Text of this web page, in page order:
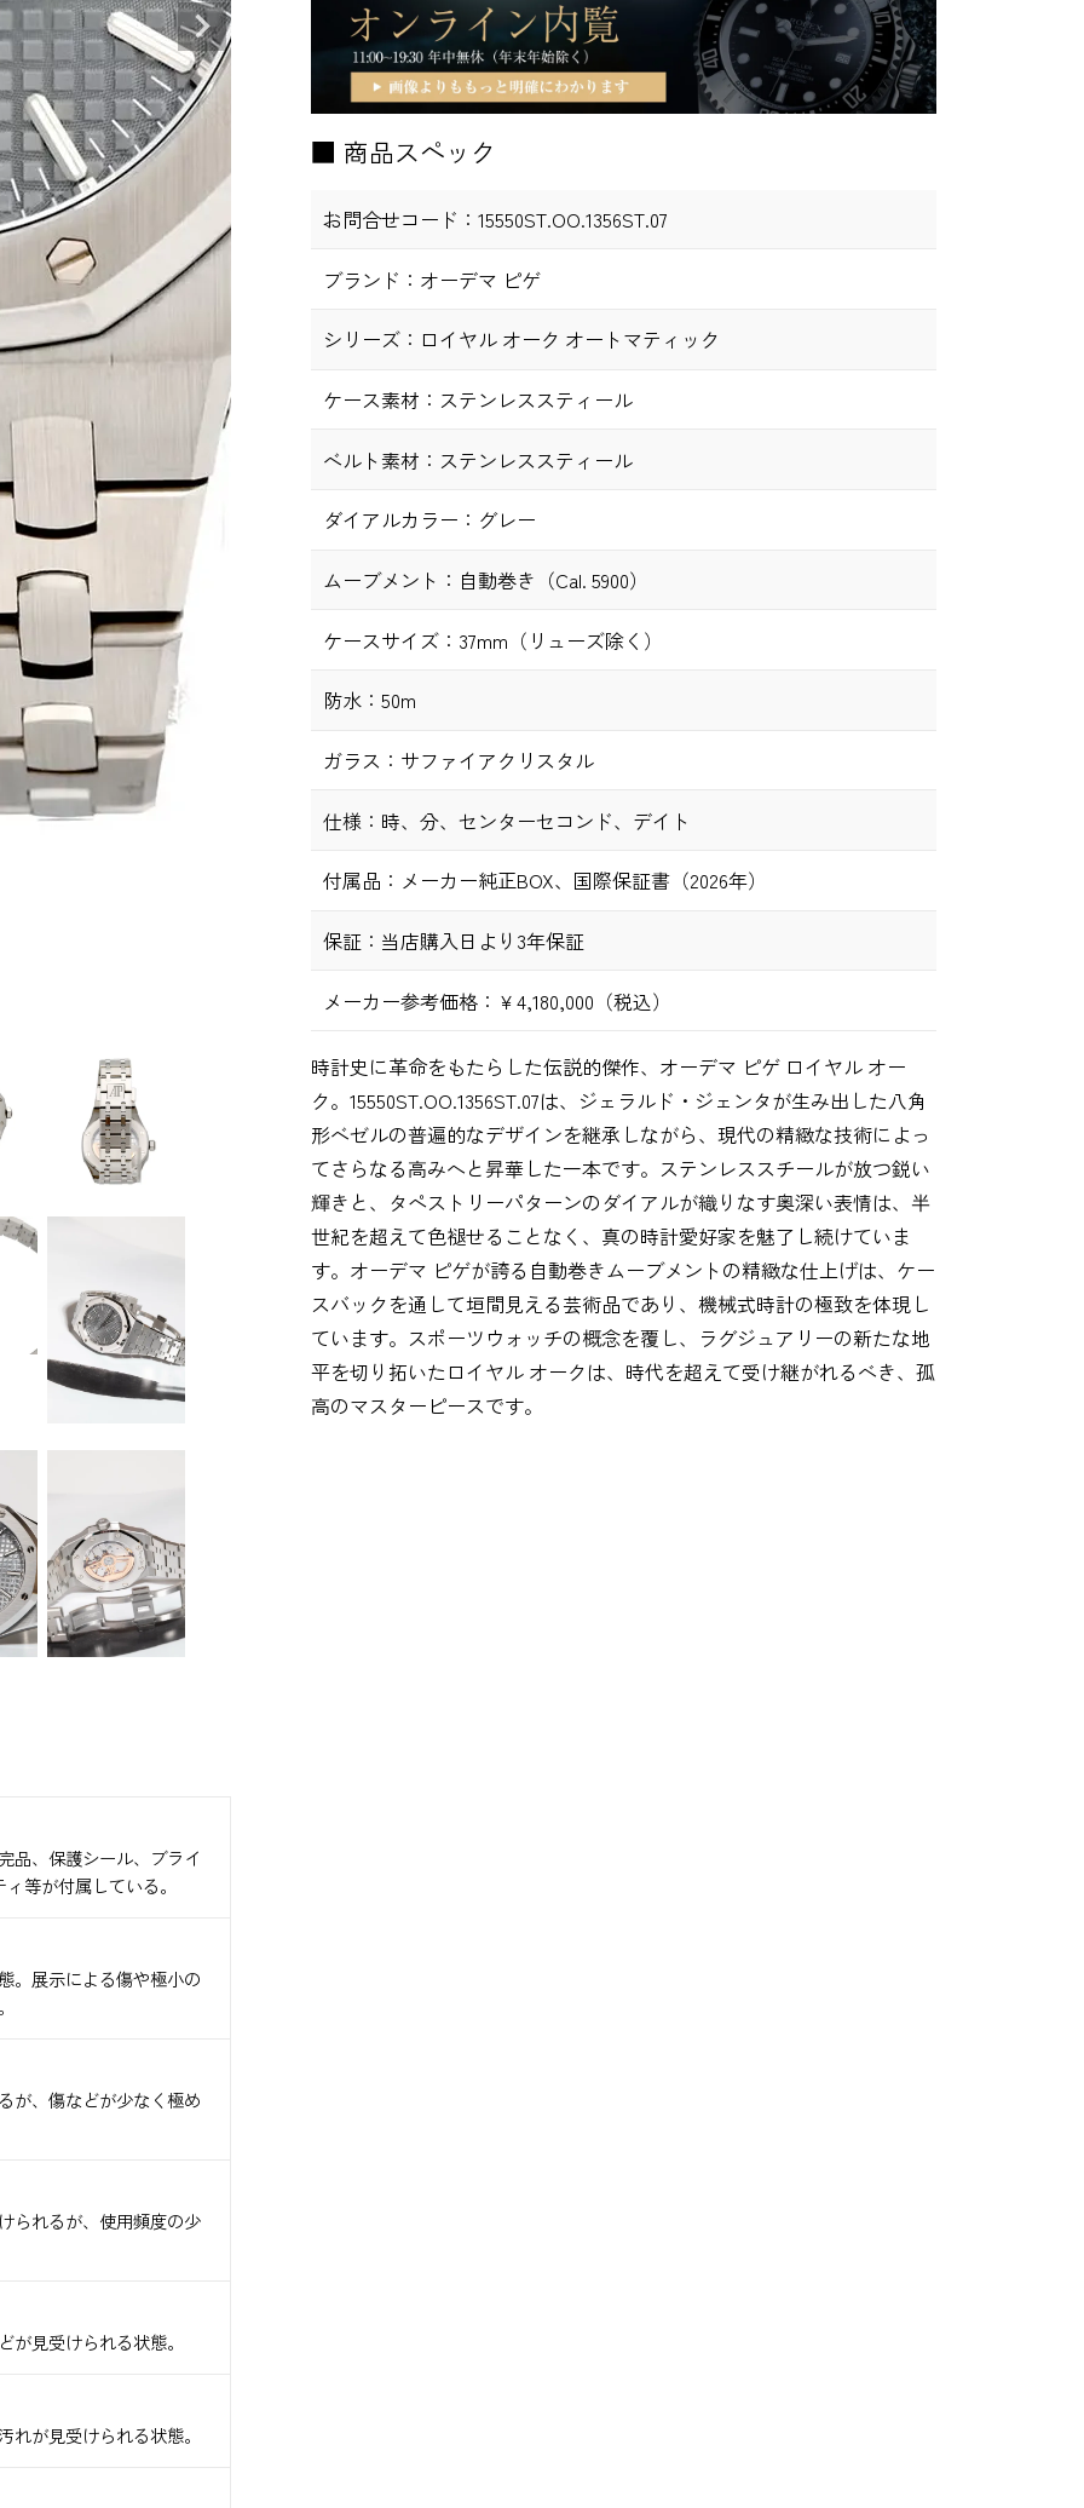
品、保護シール、ブライ
等が付属している。
。展示による傷や極小の
が、傷などが少なく極め
られるが、使用頻度の少
が見受けられる状態。
れが見受けられる状態。
■ 商品スペック
お問合せコード：15550ST.OO.1356ST.07
ブランド： オーデマ ピゲ
シリーズ： ロイヤル オーク オートマティック
ケース素材： ステンレススティール
ベルト素材： ステンレススティール
ダイアルカラー： グレー
ムーブメント： 自動巻き（Cal. 5900）
ケースサイズ： 37mm（リューズ除く）
防水：50m
ガラス： サファイアクリスタル
仕様： 時、分、センターセコンド、デイト
付属品： メーカー純正BOX、国際保証書（2026年）
保証： 当店購入日より3年保証
メーカー参考価格： ￥4,180,000（税込）
時計史に革命をもたらした伝説的傑作、オーデマ ピゲ ロイヤル オー
ク。15550ST.OO.1356ST.07は、ジェラルド・ジェンタが生み出した八角
形ベゼルの普遍的なデザインを継承しながら、現代の精緻な技術によっ
てさらなる高みへと昇華した一本です。ステンレススチールが放つ鋭い
輝きと、タペストリーパターンのダイアルが織りなす奥深い表情は、半
世紀を超えて色褪せることなく、真の時計愛好家を魅了し続けていま
す。オーデマ ピゲが誇る自動巻きムーブメントの精緻な仕上げは、ケー
スバックを通して垣間見える芸術品であり、機械式時計の極致を体現し
ています。スポーツウォッチの概念を覆し、ラグジュアリーの新たな地
平を切り拓いたロイヤル オークは、時代を超えて受け継がれるべき、孤
高のマスターピースです。